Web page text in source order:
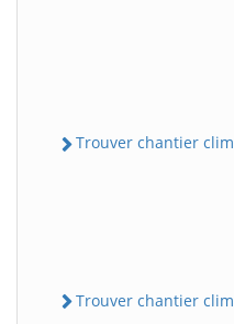
Trouver chantier
Trouver chantier